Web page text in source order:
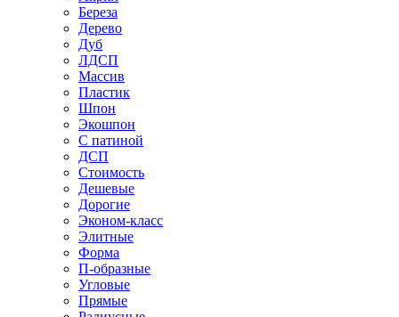
Береза
Дерево
Дуб
ЛДСП
Массив
Пластик
Шпон
Экошпон
С патиной
ДСП
Стоимость
Дешевые
Дорогие
Эконом-класс
Элитные
Форма
П-образные
Угловые
Прямые